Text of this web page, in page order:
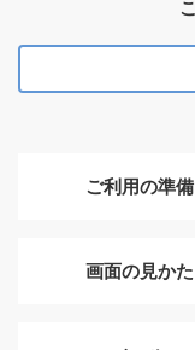
ご利用の準備
画面の見かた